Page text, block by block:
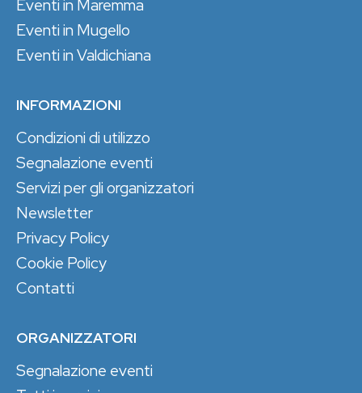
Eventi in Maremma
Eventi in Mugello
Eventi in Valdichiana
INFORMAZIONI
Condizioni di utilizzo
Segnalazione eventi
Servizi per gli organizzatori
Newsletter
Privacy Policy
Cookie Policy
Contatti
ORGANIZZATORI
Segnalazione eventi